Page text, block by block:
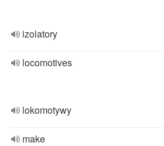
izolatory
locomotives
lokomotywy
make